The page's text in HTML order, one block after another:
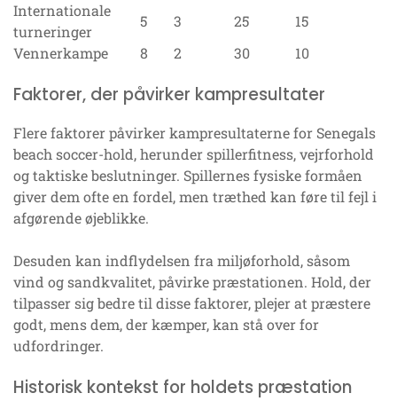
Internationale
turneringer
5 3 25
15
Vennerkampe
8 2 30 10
Faktorer, der påvirker kampresultater
Flere faktorer påvirker kampresultaterne for Senegals
beach soccer-hold, herunder spillerfitness, vejrforhold
og taktiske beslutninger. Spillernes fysiske formåen
giver dem ofte en fordel, men træthed kan føre til fejl i
afgørende øjeblikke.
Desuden kan indflydelsen fra miljøforhold, såsom
vind og sandkvalitet, påvirke præstationen. Hold, der
tilpasser sig bedre til disse faktorer, plejer at præstere
godt, mens dem, der kæmper, kan stå over for
udfordringer.
Historisk kontekst for holdets præstation